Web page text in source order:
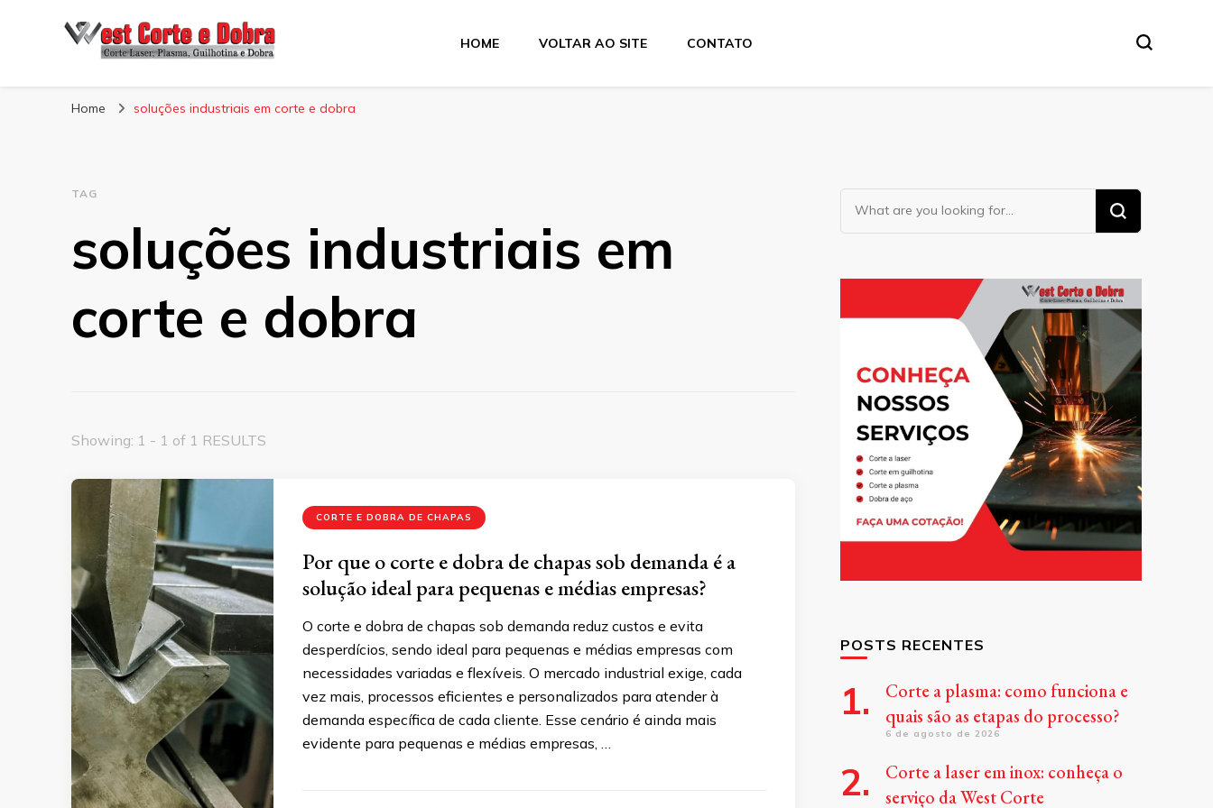
Blog West Corte e Dobra
HOME VOLTAR AO SITE CONTATO
Home soluções industriais em corte e dobra
TAG
soluções industriais em
corte e dobra
Showing: 1 - 1 of 1 RESULTS
CORTE E DOBRA DE CHAPAS
Por que o corte e dobra de chapas sob demanda é a
solução ideal para pequenas e médias empresas?
O corte e dobra de chapas sob demanda reduz custos e evita
desperdícios, sendo ideal para pequenas e médias empresas com
necessidades variadas e flexíveis. O mercado industrial exige, cada
vez mais, processos eficientes e personalizados para atender à
demanda específica de cada cliente. Esse cenário é ainda mais
evidente para pequenas e médias empresas, …
Looking
for
POSTS RECENTES
Corte a plasma: como funciona e
quais são as etapas do processo?
6 de agosto de 2026
Corte a laser em inox: conheça o
serviço da West Corte